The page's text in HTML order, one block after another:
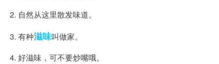
2. 自然从这里散发味道。
3. 有种滋味叫做家。
4. 好滋味，可不要炒嘴哦。